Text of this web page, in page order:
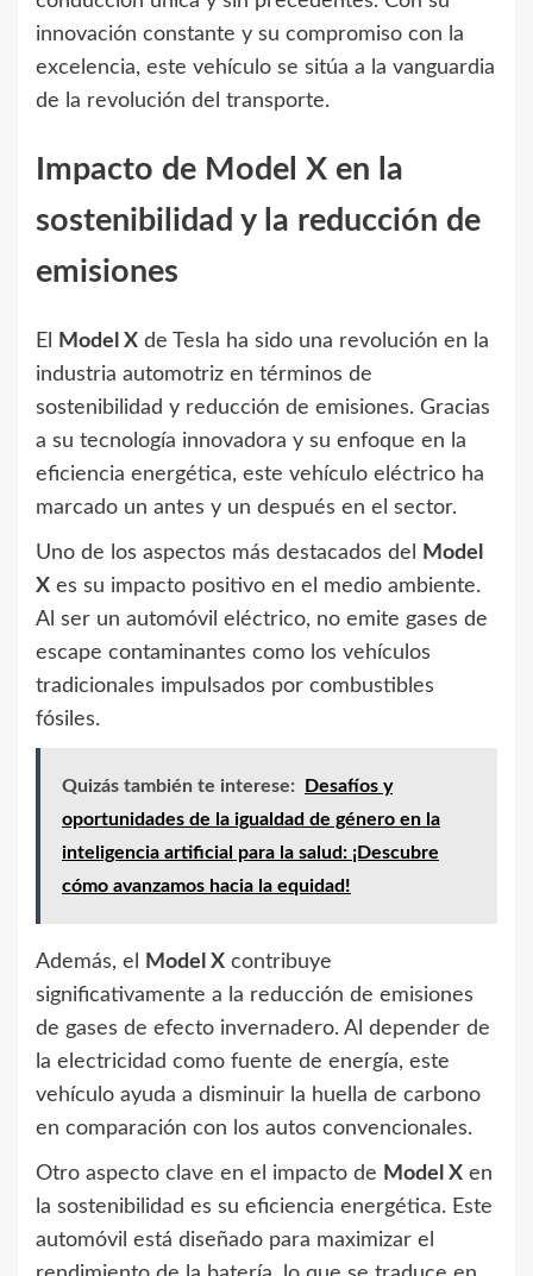
innovación constante y su compromiso con la
excelencia, este vehículo se sitúa a la vanguardia
de la revolución del transporte.
Impacto de Model X en la
sostenibilidad y la reducción de
emisiones
El Model X de Tesla ha sido una revolución en la
industria automotriz en términos de
sostenibilidad y reducción de emisiones. Gracias
a su tecnología innovadora y su enfoque en la
eficiencia energética, este vehículo eléctrico ha
marcado un antes y un después en el sector.
Uno de los aspectos más destacados del
Model
X es su impacto positivo en el medio ambiente.
Al ser un automóvil eléctrico, no emite gases de
escape contaminantes como los vehículos
tradicionales impulsados por combustibles
fósiles.
Quizás también te interese:
Desafíos y
oportunidades de la igualdad de género en la
inteligencia artificial para la salud: ¡Descubre
cómo avanzamos hacia la equidad!
Además, el Model X contribuye
significativamente a la reducción de emisiones
de gases de efecto invernadero. Al depender de
la electricidad como fuente de energía, este
vehículo ayuda a disminuir la huella de carbono
en comparación con los autos convencionales.
Otro aspecto clave en el impacto de Model X en
la sostenibilidad es su eficiencia energética. Este
automóvil está diseñado para maximizar el